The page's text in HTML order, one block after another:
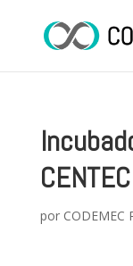
por CODEMEC